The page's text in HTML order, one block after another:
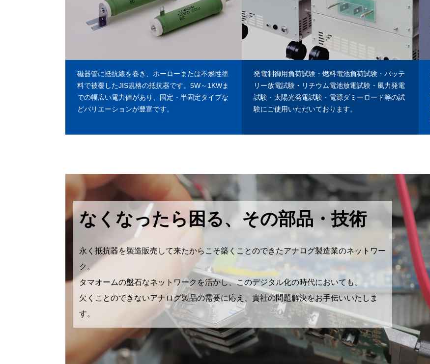
磁器管に抵抗線を巻き、ホーローまたは不燃性塗
料で被覆したJIS規格の抵抗器です。5W～1KWま
での幅広い電力値があり、固定・半固定タイプな
どバリエーションが豊富です。
発電制御用負荷試験・燃料電池負荷試験・バッテ
リー放電試験・リチウム電池放電試験・風力発電
試験・太陽光発電試験・電源ダミーロード等の試
験にご使用いただいております。
なくなったら困る、 その部品・技術
永く抵抗器を製造販売して来たからこそ築くことのできたアナログ製造業のネットワー
ク。
タマオームの盤石なネットワークを活かし、このデジタル化の時代においても、
欠くことのできないアナログ製品の需要に応え、貴社の問題解決をお手伝いいたしま
す。